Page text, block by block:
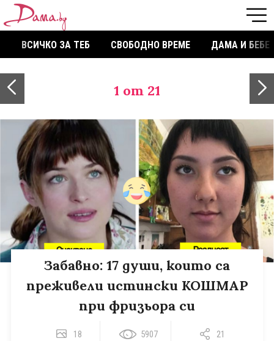
ВСИЧКО ЗА ТЕБ СВОБОДНО ВРЕМЕ ДАМА И БЕБЕ
1 от 21
Забавно: 17 души, които са
преживели истински КОШМАР
при фризьора си
18 5907 21